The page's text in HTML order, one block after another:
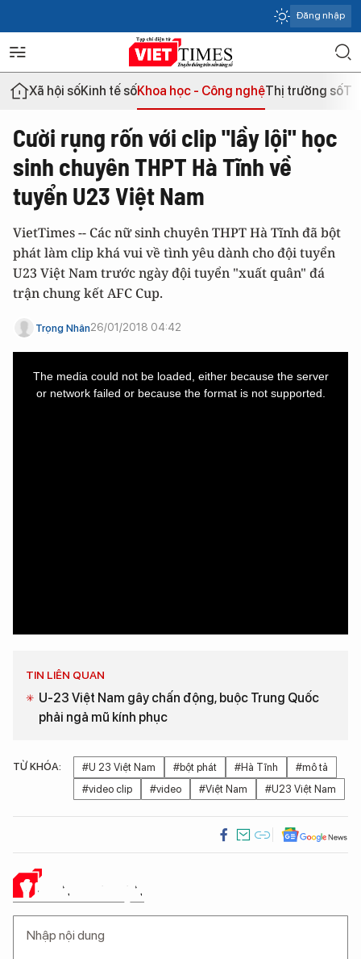
Đăng nhập
Xã hội sốKinh tế sốKhoa học - Công nghệThị trường số
Cười rụng rốn với clip "lầy lội" học
sinh chuyên THPT Hà Tĩnh về
tuyển U23 Việt Nam
VietTimes -- Các nữ sinh chuyên THPT Hà Tĩnh đã bột
phát làm clip khá vui về tình yêu dành cho đội tuyển
U23 Việt Nam trước ngày đội tuyển "xuất quân" đá
trận chung kết AFC Cup.
Trọng Nhân26/01/2018 04:42
The media could not be loaded, either because the server
or network failed or because the format is not supported.
TIN LIÊN QUAN
U-23 Việt Nam gây chấn động, buộc Trung Quốc
phải ngả mũ kính phục
TỪ KHÓA: #U 23 Việt Nam #bột phát #Hà Tĩnh
#mô tả
#video clip
#video #Việt Nam #U23 Việt Nam
Ý KIẾN CỦA BẠN